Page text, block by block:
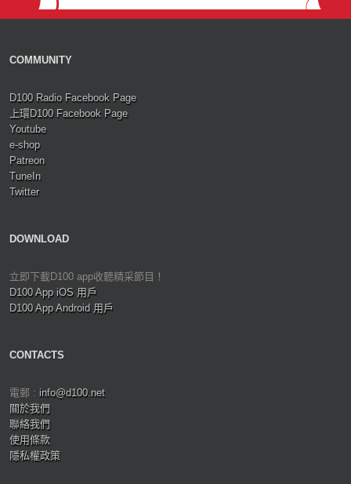
COMMUNITY
D100 Radio Facebook Page
上環D100 Facebook Page
Youtube
e-shop
Patreon
TuneIn
Twitter
DOWNLOAD
立即下載D100 app收聽精采節目！
D100 App iOS 用戶
D100 App Android 用戶
CONTACTS
電郵 : info@d100.net
關於我們
聯絡我們
使用條款
隱私權政策